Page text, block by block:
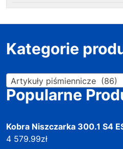
Kategorie
Artykuły piśmiennicze (86)
Popularne
Kobra Niszczarka 300.1 S4
4 579.99zł